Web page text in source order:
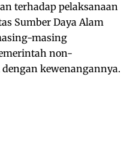
terhadap pelaksanaan
Sumber Daya Alam
masing
non-
kewenangannya.